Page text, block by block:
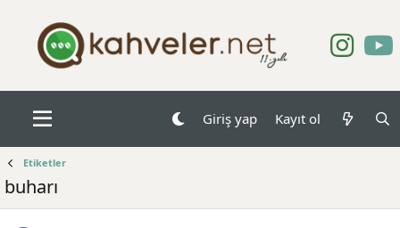
Giriş yap Kayıt ol
Etiketler
buharı